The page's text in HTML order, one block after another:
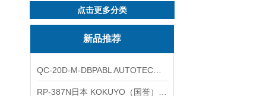
点击更多分类
新品推荐